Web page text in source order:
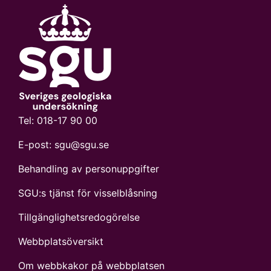
noggrannheten, dock aldrig
mer än att uttagspunktens
positionskvadrat alltid ingått
i avgränsningen.
Tel: 018-17 90 00
E-post: sgu@sgu.se
Behandling av personuppgifter
SGU:s tjänst för visselblåsning
Tillgänglighetsredogörelse
Webbplatsöversikt
Om webbkakor på webbplatsen